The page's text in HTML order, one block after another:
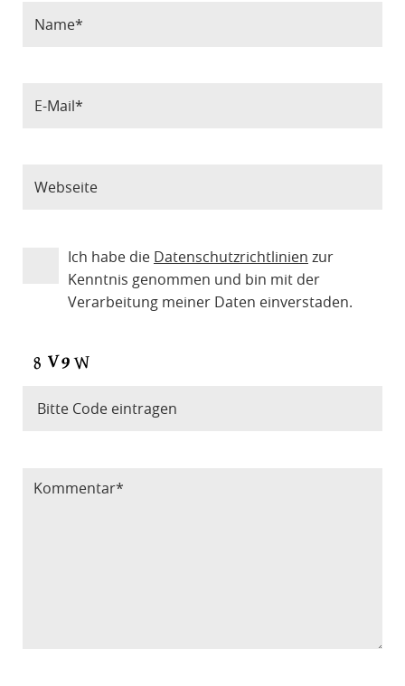
Ich habe die Datenschutzrichtlinien zur
Kenntnis genommen und bin mit der
Verarbeitung meiner Daten einverstaden.